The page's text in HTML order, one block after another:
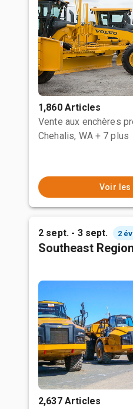
1,860 Articles
Vente aux enchères
Chehalis, WA + 7 plus
Voir
2 sept. - 3 sept. 2
Southeast
2,637 Articles